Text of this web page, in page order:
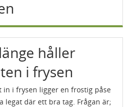
håller
i frysen
in i frysen ligger en frostig påse
legat där ett bra tag. Frågan är;